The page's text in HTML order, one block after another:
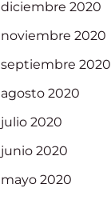
diciembre 2020
noviembre 2020
septiembre 2020
agosto 2020
julio 2020
junio 2020
mayo 2020